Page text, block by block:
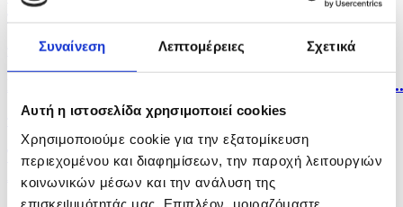
Συναίνεση Λεπτομέρειες Σχετικά
Αυτή η ιστοσελίδα χρησιμοποιεί cookies
Χρησιμοποιούμε cookie για την εξατομίκευση
περιεχομένου και διαφημίσεων, την παροχή λειτουργιών
κοινωνικών μέσων και την ανάλυση της
επισκεψιμότητάς μας. Επιπλέον, μοιραζόμαστε
πριν 7 ώρες
Η Κύπρος δεν αποτελεί πρόβλημα αλλά λύση για
πριν 7 ώρες
Το ISIL/DAESH προσαρμόζεται και ενισχύεται στην
Αφρική...